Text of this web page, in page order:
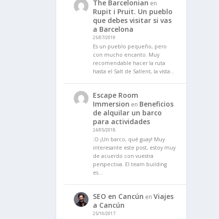
The Barcelonian en
Rupit i Pruit. Un pueblo
que debes visitar si vas
a Barcelona
25/07/2019
Es un pueblo pequeño, pero
con mucho encanto. Muy
recomendable hacer la ruta
hasta el Salt de Sallent, la vista…
Escape Room
Immersion en Beneficios
de alquilar un barco
para actividades
24/05/2018
:O ¡Un barco, qué guay! Muy
interesante este post, estoy muy
de acuerdo con vuestra
perspectiva. El team building
es…
SEO en Cancún en Viajes
a Cancún
25/10/2017